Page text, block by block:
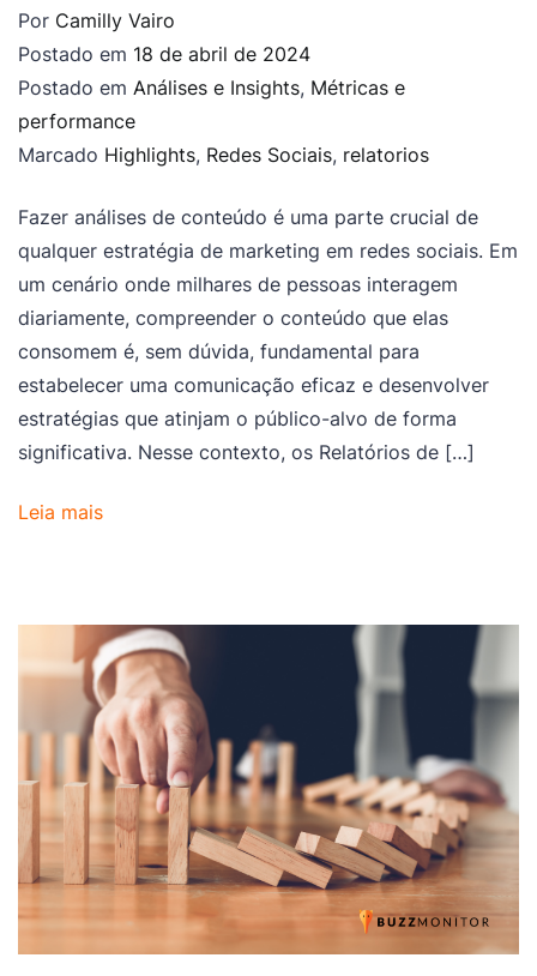
Por Camilly Vairo
Postado em 18 de abril de 2024
Postado em Análises e Insights, Métricas e
performance
Marcado Highlights, Redes Sociais, relatorios
Fazer análises de conteúdo é uma parte crucial de
qualquer estratégia de marketing em redes sociais. Em
um cenário onde milhares de pessoas interagem
diariamente, compreender o conteúdo que elas
consomem é, sem dúvida, fundamental para
estabelecer uma comunicação eficaz e desenvolver
estratégias que atinjam o público-alvo de forma
significativa. Nesse contexto, os Relatórios de […]
Leia mais